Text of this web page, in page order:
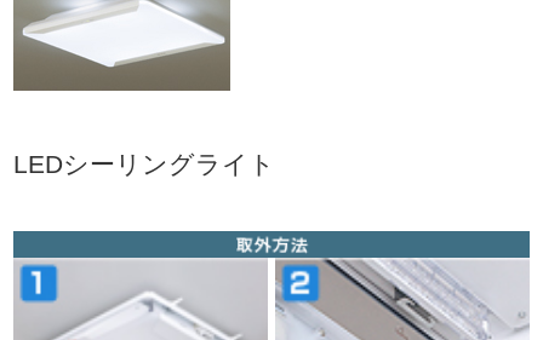
LEDシーリングライト